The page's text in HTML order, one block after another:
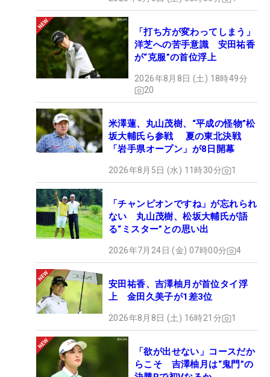
「打ち方が変わってしまう」
洋芝への苦手意識 安田祐香
が“克服”の首位浮上
2026年8月8日 (土) 18時49分
20
米澤蓮、丸山茂樹、“平成の怪物”松
坂大輔氏ら参戦 夏の東北決戦
「岩手県オープン」が8日開幕
2026年8月5日 (水) 11時30分 1
「チャンピオンですね」が忘れられ
ない 丸山茂樹、松坂大輔氏が語
る“ミスター”との思い出
2026年7月24日 (金) 07時00分 4
安田祐香、吉澤柚月が首位タイ浮
上 金田久美子が1差3位
2026年8月8日 (土) 16時21分 1
「欲が出せない」コースだか
らこそ 吉澤柚月は“鬼門”の